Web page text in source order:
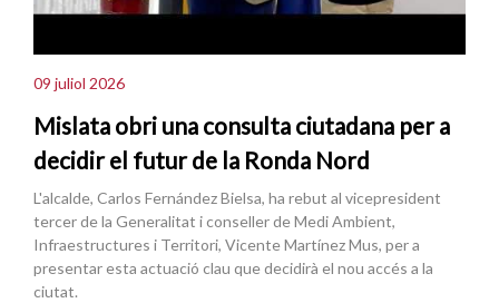
09 juliol 2026
Mislata obri una consulta ciutadana per a
decidir el futur de la Ronda Nord
L'alcalde, Carlos Fernández Bielsa, ha rebut al vicepresident
tercer de la Generalitat i conseller de Medi Ambient,
Infraestructures i Territori, Vicente Martínez Mus, per a
presentar esta actuació clau que decidirà el nou accés a la
ciutat.